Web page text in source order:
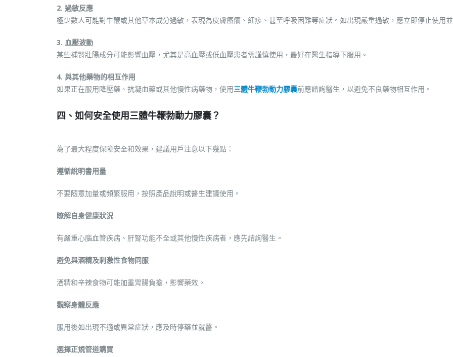
2. 過敏反應
極少數人可能對牛鞭或其他草本成分過敏，表現為皮膚瘙癢、紅疹、甚至呼吸困難等症狀。如出現嚴重過敏，應立即停止使用
3. 血壓波動
某些補腎壯陽成分可能影響血壓，尤其是高血壓或低血壓患者需謹慎使用，最好在醫生指導下服用。
4. 與其他藥物的相互作用
如果正在服用降壓藥、抗凝血藥或其他慢性病藥物，使用三體牛鞭勃動力膠囊前應諮詢醫生，以避免不良藥物相互作用。
四、如何安全使用三體牛鞭勃動力膠囊？
為了最大程度保障安全和效果，建議用戶注意以下幾點：
遵循說明書用量
不要隨意加量或頻繁服用，按照產品說明或醫生建議使用。
瞭解自身健康狀況
有嚴重心腦血管疾病、肝腎功能不全或其他慢性疾病者，應先諮詢醫生。
避免與酒精及刺激性食物同服
酒精和辛辣食物可能加重胃腸負擔，影響藥效。
觀察身體反應
服用後如出現不適或異常症狀，應及時停藥並就醫。
選擇正規管道購買